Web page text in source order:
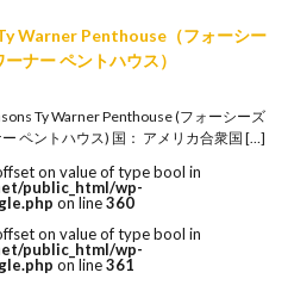
Warner Penthouse（フォーシー
ナー ペントハウス）
Ty Warner Penthouse (フォーシーズ
ペントハウス) 国： アメリカ合衆国 […]
on value of type bool in
public_html/wp-
on line360
on value of type bool in
public_html/wp-
on line361